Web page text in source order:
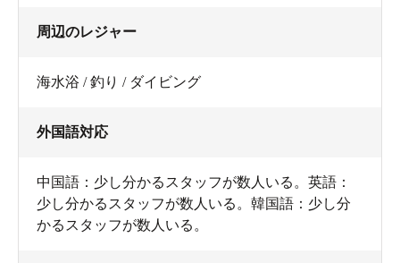
周辺のレジャー
海水浴 / 釣り / ダイビング
外国語対応
中国語：少し分かるスタッフが数人いる。英語：
少し分かるスタッフが数人いる。韓国語：少し分
かるスタッフが数人いる。